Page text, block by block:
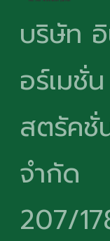
บริษัท
อร์เมชั่
สตรัคชั่
จำกัด
207/